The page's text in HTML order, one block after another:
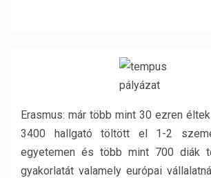
Erasmus: már több mint 30 ezren
3400 hallgató töltött el 1-2
egyetemen és több mint 700 diák
gyakorlatát valamely európai